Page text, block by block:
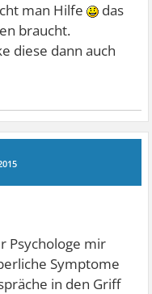
man Hilfe
das
braucht.
diese dann auch
Psychologe mir
Symptome
in den Griff